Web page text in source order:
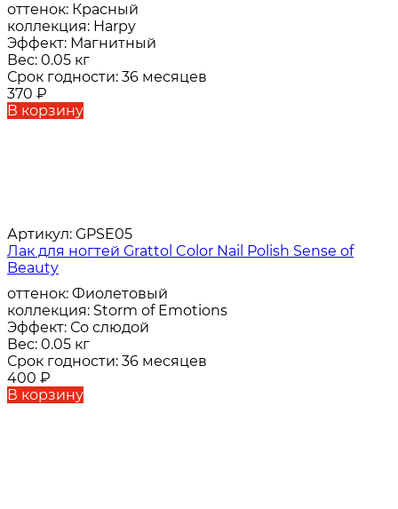
оттенок: Красный
коллекция: Harpy
Эффект: Магнитный
Вес: 0.05 кг
Срок годности: 36 месяцев
370 ₽
В корзину
Артикул: GPSE05
Лак для ногтей Grattol Color Nail Polish Sense of
Beauty
оттенок: Фиолетовый
коллекция: Storm of Emotions
Эффект: Со слюдой
Вес: 0.05 кг
Срок годности: 36 месяцев
400 ₽
В корзину